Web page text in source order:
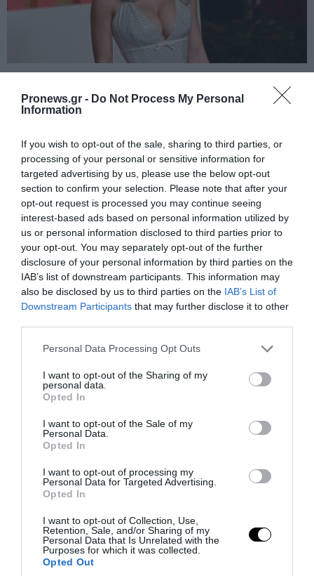
Pronews.gr - Do Not Process My Personal
Information
If you wish to opt-out of the sale, sharing to third parties, or
processing of your personal or sensitive information for
targeted advertising by us, please use the below opt-out
section to confirm your selection. Please note that after your
opt-out request is processed you may continue seeing
interest-based ads based on personal information utilized by
us or personal information disclosed to third parties prior to
your opt-out. You may separately opt-out of the further
disclosure of your personal information by third parties on the
IAB’s list of downstream participants. This information may
also be disclosed by us to third parties on the IAB’s List of
Downstream Participants that may further disclose it to other
Please note that this website/app uses one or more Google
not limited to your visit or usage behaviour. You may click to
grant or deny consent to Google and its third-party tags to
use your data for below specified purposes in below Google
consent section.
Personal Data Processing Opt Outs
I want to opt-out of the Sharing of my
personal data.
Opted In
I want to opt-out of the Sale of my
Personal Data.
Opted In
I want to opt-out of processing my
Personal Data for Targeted Advertising.
Opted In
I want to opt-out of Collection, Use,
Retention, Sale, and/or Sharing of my
Personal Data that Is Unrelated with the
Purposes for which it was collected.
Opted Out
PRONEWS.GR /CELEBRITIES
Οι αποκαλυπτικές πόζες της Σίντνεϊ
Σουίνι: Φωτογραφήθηκε με εσώρουχα
και λευκή διάφανη ρόμπα (φώτο)
06.08.2026 | 06:20
PRONEWS.GR /CELEBRITIES
Η Α.Παναγιώταρου συνεχίζει να
«μαγνητίζει» τα βλέμματα στη Μύκονο: Η
λαμπερή εμφάνισή της στα Ματογιάννια
(φωτο)
06.08.2026 | 06:17